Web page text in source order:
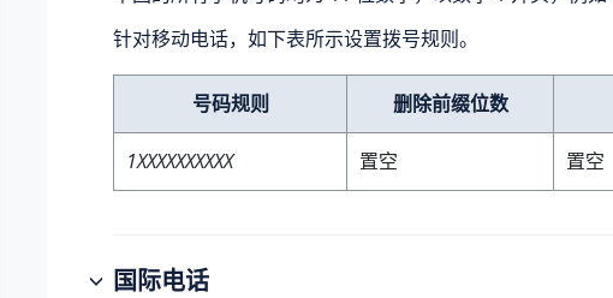
针对移动电话，如下表所示设置拨号规则。
号码规则 删除前缀位数
1XXXXXXXXXX 置空 置空
国际电话